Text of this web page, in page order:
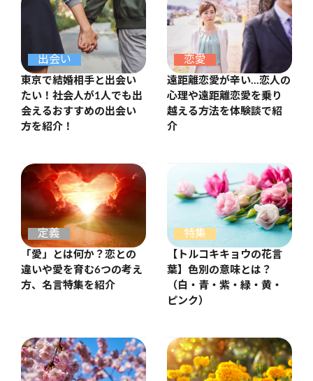
出会い
東京で結婚相手と出会い
たい！社会人が1人でも出
会えるおすすめの出会い
方を紹介！
恋愛
遠距離恋愛が辛い…恋人の
心理や遠距離恋愛を乗り
越える方法を体験談で紹
介
定義
「愛」とは何か？恋との
違いや愛を育む6つの考え
方、名言特集を紹介
特集
【トルコキキョウの花言
葉】色別の意味とは？
（白・青・紫・緑・黄・
ピンク）